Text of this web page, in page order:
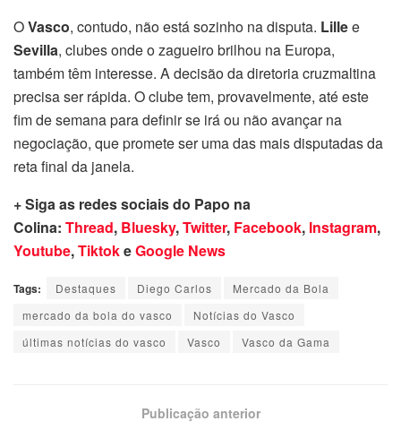
OVasco, contudo, não está sozinho na disputa. Lillee
Sevilla, clubes onde o zagueiro brilhou na Europa,
também têm interesse. A decisão da diretoria cruzmaltina
precisa ser rápida. O clube tem, provavelmente, até este
fim de semana para definir se irá ou não avançar na
negociação, que promete ser uma das mais disputadas da
reta final da janela.
+ Siga as redes sociais do Papo na
Colina: Thread, Bluesky,Twitter, Facebook, Instagram,
Youtube,TiktokeGoogle News
Tags: Destaques Diego Carlos
Mercado da Bola
mercado da bola do vasco
Notícias do Vasco
últimas notícias do vasco
Vasco Vasco da Gama
Publicação anterior